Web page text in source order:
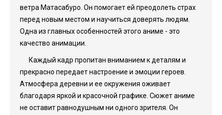
ветра Матасабуро. Он помогает ей преодолеть страх
перед новым местом и научиться доверять людям.
Одна из главных особенностей этого аниме - это
качество анимации.
Каждый кадр пропитан вниманием к деталям и
прекрасно передает настроение и эмоции героев.
Атмосфера деревни и ее окружения оживает
благодаря яркой и красочной графике. Сюжет аниме
не оставит равнодушным ни одного зрителя. Он